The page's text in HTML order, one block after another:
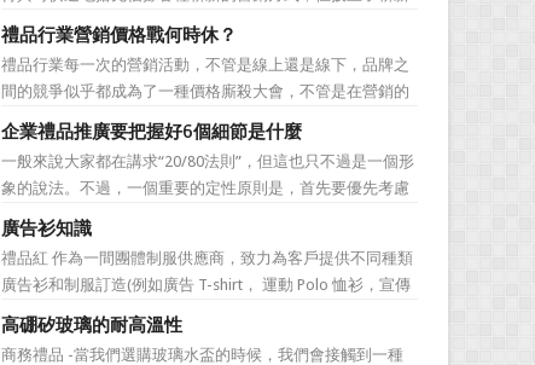
不知道到...
的營銷軀殼，卻沒有掌握營銷的靈魂。要知道，營銷真正的
價值不是將品牌鋪設到消費者眼前，而是將品牌印到消費者
心裡 與消費者的心理距離的拉近，並不是一朝一夕的事
情，需要做好持...
禮品行業營銷價格戰何時休？
禮品行業每一次的營銷活動，不管是線上還是線下，品牌之
間的競爭似乎都成為了一種價格廝殺大會，不管是在營銷的
主題推廣之中、產品的介紹之中還是旗艦店的推廣之中，“年
度最低”、“全網最低”等字眼標牌出處皆是。禮品公司都將消
費者的目光鎖定在了價格之上。禮品行業的營銷價格戰究竟
何時可以休止？...
企業禮品推廣要把握好6個細節是什麼
一般來說大家都在講求“20/80法則”，但這也只不過是一個形
象的說法。不過，一個重要的定性原則是，首先要優先考慮
縣級渠道成員，而後再兼顧地市級經銷商，最好是把二者的
積極性都調動起來。在這些禮品發放的過程中，在時間和時
機交錯上也要給與較多地考慮。從目前潤滑油產品推廣的常
見形式來看，...
廣告衫知識
禮品紅 作為一間團體制服供應商，致力為客戶提供不同種類
廣告衫和制服訂造(例如廣告 T-shirt， 運動 Polo 恤衫，宣傳
背心，風褸外套禮品，訂造球衣等)，從公司員工制服，到不
同宣傳活動用的制服。禮品紅都可以為客戶度身...
高硼矽玻璃的耐高溫性
商務禮品 -當我們選購玻璃水盃的時候，我們會接觸到一種